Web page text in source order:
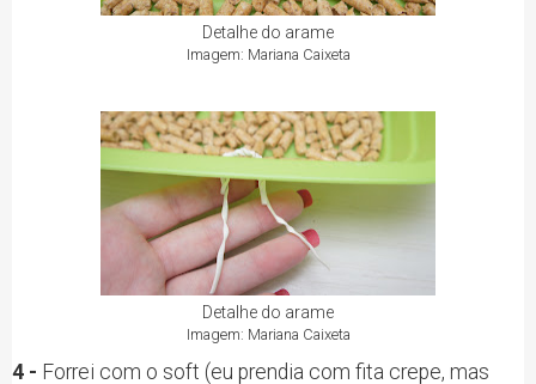
Detalhe do arame
Imagem: Mariana Caixeta
Detalhe do arame
Imagem: Mariana Caixeta
4 - Forrei com o soft (eu prendia com fita crepe, mas